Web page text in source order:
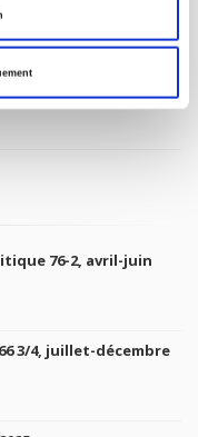
76-2, avril-juin
3/4, juillet-décembre